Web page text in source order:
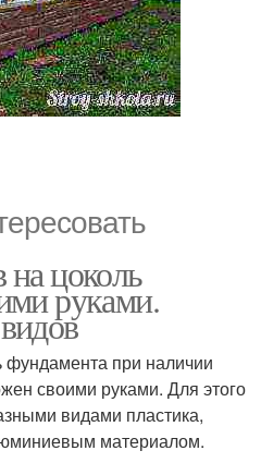
цоколь
руками.
при наличии
своими руками. Для этого
видами пластика,
материалом.